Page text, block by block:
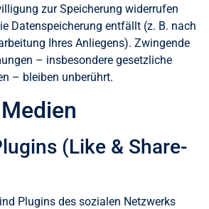
zur Speicherung widerrufen
Datenspeicherung entfällt (z. B. nach
Ihres Anliegens). Zwingende
– insbesondere gesetzliche
– bleiben unberührt.
(Like & Share-
Plugins des sozialen Netzwerks